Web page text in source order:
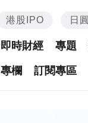
港股IPO 日圓
即時財經 專題
專欄 訂閱專區